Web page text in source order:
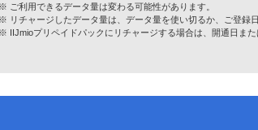
ご利用できるデータ量は変わる可能性があります。
リチャージしたデータ量は、データ量を使い切るか、ご登録
IIJmioプリペイドパックにリチャージする場合は、開通日ま